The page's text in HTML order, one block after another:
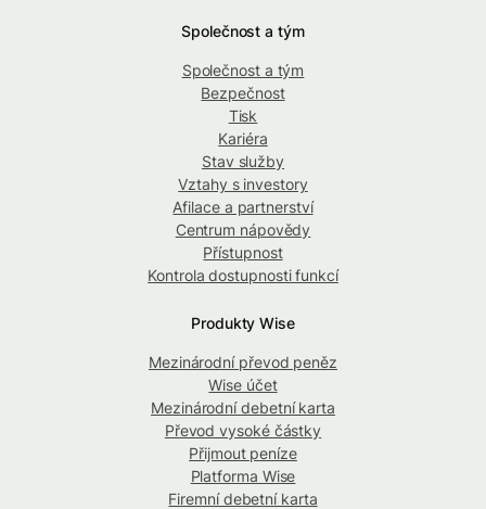
Společnost a tým
Společnost a tým
Bezpečnost
Tisk
Kariéra
Stav služby
Vztahy s investory
Afilace a partnerství
Centrum nápovědy
Přístupnost
Kontrola dostupnosti funkcí
Produkty Wise
Mezinárodní převod peněz
Wise účet
Mezinárodní debetní karta
Převod vysoké částky
Přijmout peníze
Platforma Wise
Firemní debetní karta